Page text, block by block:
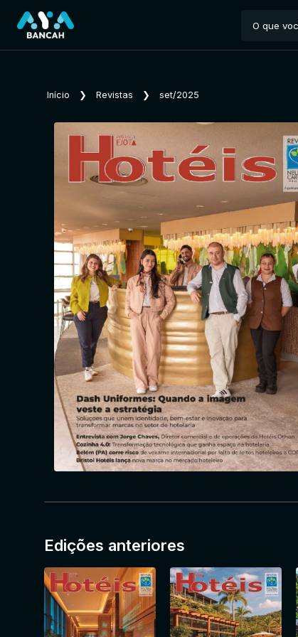
Início ❯ Revistas ❯ set/2025
Edições anteriores